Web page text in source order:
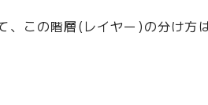
、この階層(レイヤー)の分け方